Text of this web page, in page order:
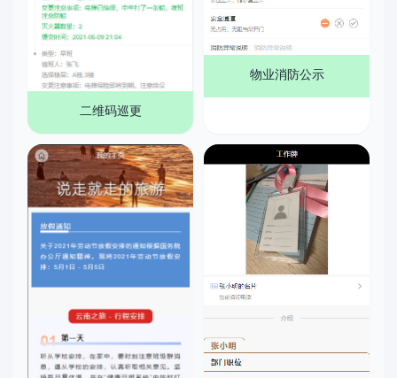
二维码巡更
物业消防公示